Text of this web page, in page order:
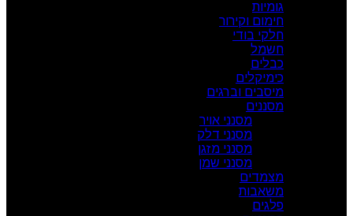
גומיות
חימום וקירור
חלקי בודי
חשמל
כבלים
כימיקלים
מיסבים וברגים
מסננים
מסנני אויר
מסנני דלק
מסנני מזגן
מסנני שמן
מצמדים
משאבות
פלגים